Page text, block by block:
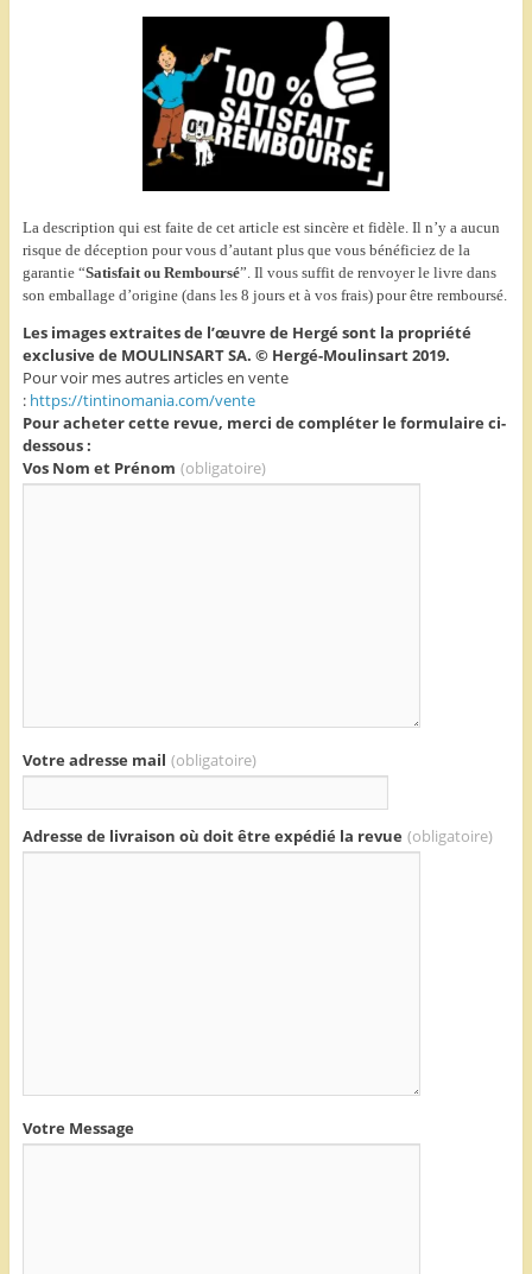
La description qui est faite de cet article est sincère et fidèle. Il n’y a aucun
risque de déception pour vous d’autant plus que vous bénéficiez de la
garantie “Satisfait ou Remboursé”. Il vous suffit de renvoyer le livre dans
son emballage d’origine (dans les 8 jours et à vos frais) pour être remboursé.
Les images extraites de l’œuvre de Hergé sont la propriété
exclusive de MOULINSART SA. © Hergé-Moulinsart 2019.
Pour voir mes autres articles en vente
: https://tintinomania.com/vente
Pour acheter cette revue, merci de compléter le formulaire ci-
dessous :
Vos Nom et Prénom (obligatoire)
Votre adresse mail (obligatoire)
Adresse de livraison où doit être expédié la revue (obligatoire)
Votre Message